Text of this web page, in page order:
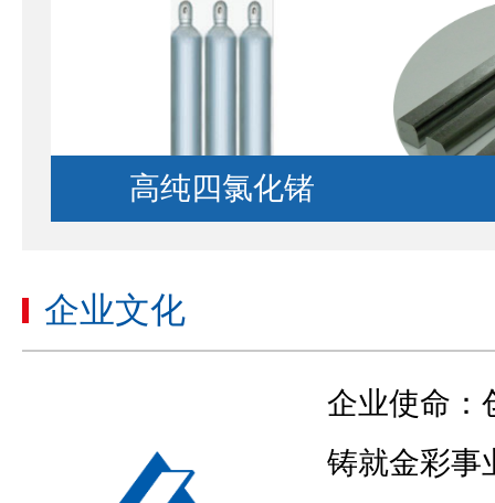
高纯四氯化锗
企业文化
企业使命：
铸就金彩事